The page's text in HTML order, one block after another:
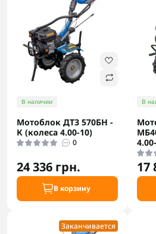
В наличии
Мотоблок ДТЗ 570БН -
К (колеса 4.00-10)
0
24 336 грн.
В корзину
В
17
Заканчивается